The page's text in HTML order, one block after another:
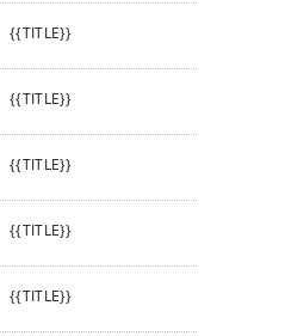
{{TITLE}}
{{TITLE}}
{{TITLE}}
{{TITLE}}
{{TITLE}}